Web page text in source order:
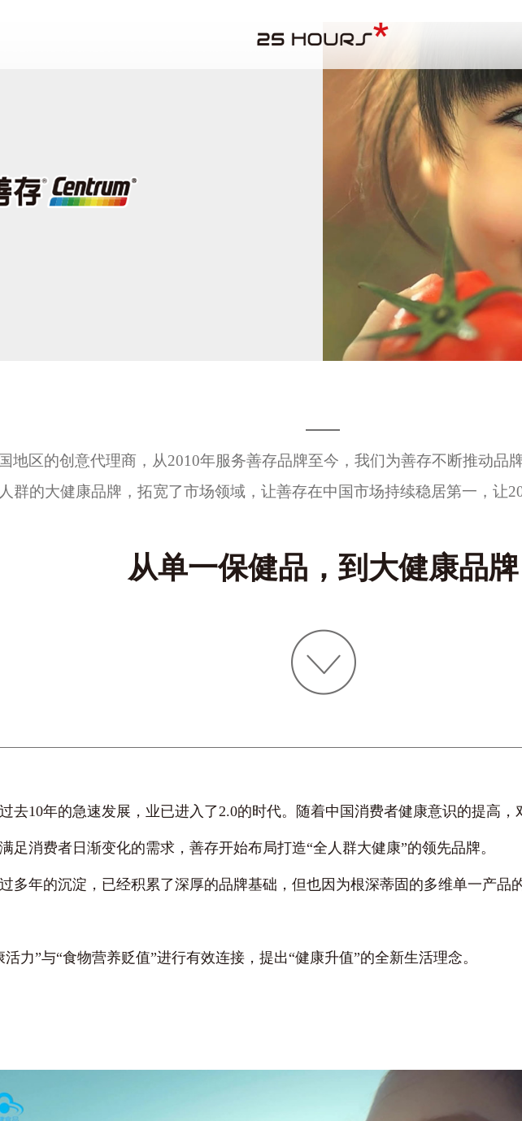
地区的创意代理商，从2010年服务善存品牌至今，我们为善存不断推动品
群的大健康品牌，拓宽了市场领域，让善存在中国市场持续稳居第一，让
从单一保健品，到大健康品牌
去10年的急速发展，业已进入了2.0的时代。随着中国消费者健康意识的提高
足消费者日渐变化的需求，善存开始布局打造“全人群大健康”的领先品牌。
多年的沉淀，已经积累了深厚的品牌基础，但也因为根深蒂固的多维单一产品
力”与“食物营养贬值”进行有效连接，提出“健康升值”的全新生活理念。